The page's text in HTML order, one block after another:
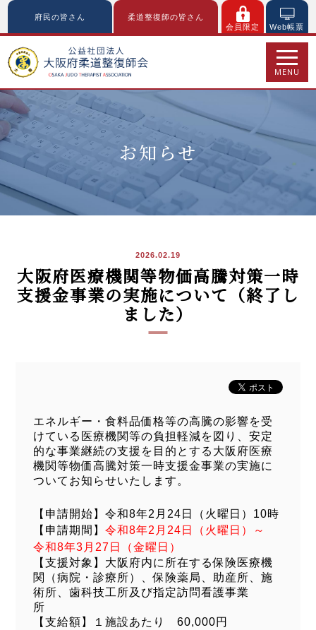
府民の皆さん
柔道整復師の皆さん
会員限定
Web帳票
MENU
お知らせ
2026.02.19
大阪府医療機関等物価高騰対策一時
支援金事業の実施について（終了し
ました）
エネルギー・食料品価格等の高騰の影響を受
けている医療機関等の負担軽減を図り、安定
的な事業継続の支援を目的とする大阪府医療
機関等物価高騰対策一時支援金事業の実施に
ついてお知らせいたします。
【申請開始】令和8年2月24日（火曜日）10時
【申請期間】令和8年2月24日（火曜日）～
令和8年3月27日（金曜日）
【支援対象】大阪府内に所在する保険医療機
関（病院・診療所）、保険薬局、助産所、施
術所、歯科技工所及び指定訪問看護事業
所
【支給額】１施設あたり 60,000円